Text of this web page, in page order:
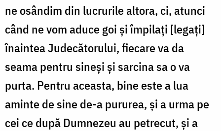
ne osândim din lucrurile altora, ci, atunci
când ne vom aduce goi şi împilaţi [legaţi]
înaintea Judecătorului, fie­care va da
seama pentru sineşi şi sarcina sa o va
purta. Pentru aceasta, bine este a lua
aminte de sine de-a pururea, şi a urma pe
cei ce după Dumnezeu au petrecut, şi a